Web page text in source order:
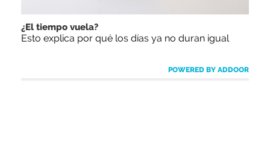
¿El tiempo vuela?
Esto explica por qué los días ya no duran igual
POWERED BY ADDOOR